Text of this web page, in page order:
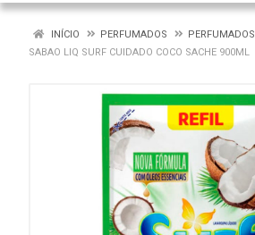
INÍCIO PERFUMADOS
PERFUMADOS
SABAO LIQ SURF CUIDADO COCO SACHE 900ML